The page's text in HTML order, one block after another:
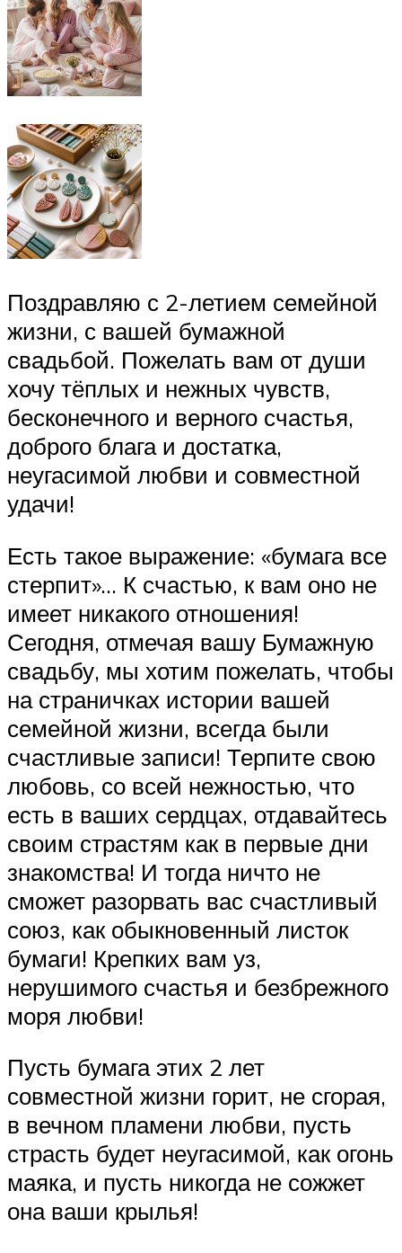
Поздравляю с 2-летием семейной
жизни, с вашей бумажной
свадьбой. Пожелать вам от души
хочу тёплых и нежных чувств,
бесконечного и верного счастья,
доброго блага и достатка,
неугасимой любви и совместной
удачи!
Есть такое выражение: «бумага все
стерпит»… К счастью, к вам оно не
имеет никакого отношения!
Сегодня, отмечая вашу Бумажную
свадьбу, мы хотим пожелать, чтобы
на страничках истории вашей
семейной жизни, всегда были
счастливые записи! Терпите свою
любовь, со всей нежностью, что
есть в ваших сердцах, отдавайтесь
своим страстям как в первые дни
знакомства! И тогда ничто не
сможет разорвать вас счастливый
союз, как обыкновенный листок
бумаги! Крепких вам уз,
нерушимого счастья и безбрежного
моря любви!
Пусть бумага этих 2 лет
совместной жизни горит, не сгорая,
в вечном пламени любви, пусть
страсть будет неугасимой, как огонь
маяка, и пусть никогда не сожжет
она ваши крылья!